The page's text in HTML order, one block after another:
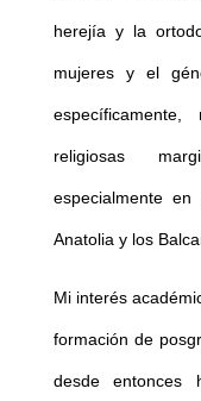
herejía y la
mujeres y el
religiosas
especialmente
Anatolia y los
Mi interés
formación de
desde entonces